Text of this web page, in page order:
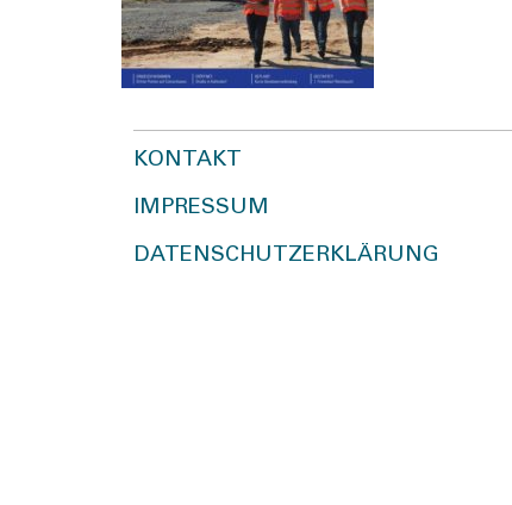
KONTAKT
IMPRESSUM
DATENSCHUTZERKLÄRUNG